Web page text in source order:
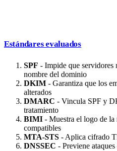
Estándares evaluados
SPF - Impide que servidores
nombre del dominio
DKIM - Garantiza que los
alterados
DMARC - Vincula SPF y
tratamiento
BIMI - Muestra el logo de la
compatibles
MTA-STS - Aplica cifrado
DNSSEC - Previene